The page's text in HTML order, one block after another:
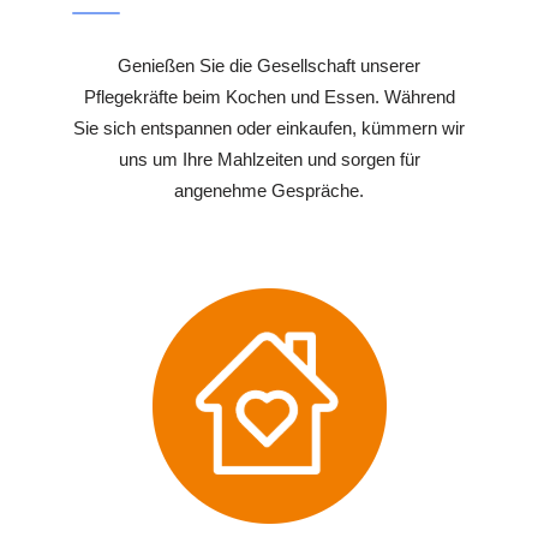
Genießen Sie die Gesellschaft unserer
Pflegekräfte beim Kochen und Essen. Während
Sie sich entspannen oder einkaufen, kümmern wir
uns um Ihre Mahlzeiten und sorgen für
angenehme Gespräche.